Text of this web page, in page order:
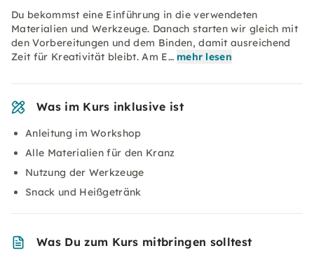
Du bekommst eine Einführung in die verwendeten
Materialien und Werkzeuge. Danach starten wir gleich mit
den Vorbereitungen und dem Binden, damit ausreichend
Zeit für Kreativität bleibt. Am E… mehr lesen
Was im Kurs inklusive ist
Anleitung im Workshop
Alle Materialien für den Kranz
Nutzung der Werkzeuge
Snack und Heißgetränk
Was Du zum Kurs mitbringen solltest